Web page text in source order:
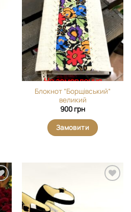
Додати
виріб у
вибране
На замовлення
Блокнот “Борщівський”
великий
900 грн
Замовити
у